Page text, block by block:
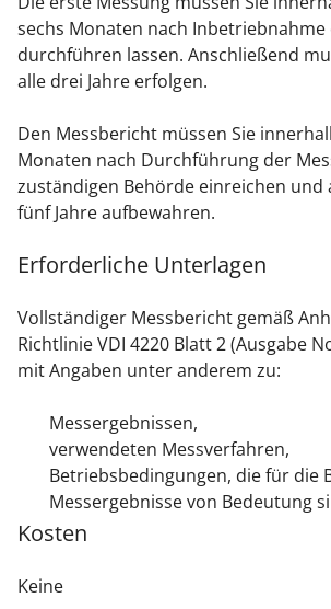
sechs Monaten nach Inbetriebnahme
durchführen lassen. Anschließend
alle drei Jahre erfolgen.
Den Messbericht müssen Sie
Monaten nach Durchführung der
zuständigen Behörde einreichen und
fünf Jahre aufbewahren.
Erforderliche Unterlagen
Vollständiger Messbericht gemäß
Richtlinie VDI 4220 Blatt 2 (Ausgabe
mit Angaben unter anderem zu:
Messergebnissen,
verwendeten Messverfahren,
Betriebsbedingungen, die für die
Messergebnisse von Bedeutung
Kosten
Keine